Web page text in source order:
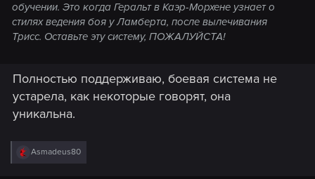
обучении. Это когда Геральт в Каэр-Морхене узнает о
стилях ведения боя у Ламберта, после вылечивания
Трисс. Оставьте эту систему, ПОЖАЛУЙСТА!
Полностью поддерживаю, боевая система не
устарела, как некоторые говорят, она
уникальна.
R
e
Asmadeus80